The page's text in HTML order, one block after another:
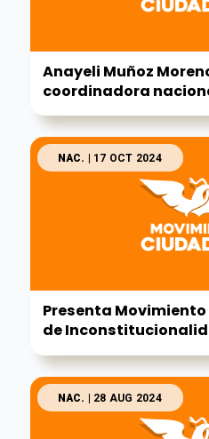
Anayeli Muñoz
coordinadora
NAC. | 17 OCT 2024
Presenta
de
NAC. | 28 AUG 2024